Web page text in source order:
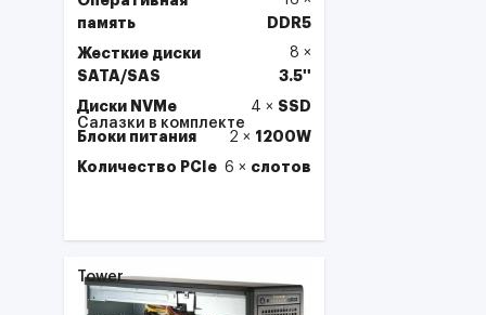
память
DDR5
Жесткие диски
SATA/SAS
8 ×
3.5''
Диски NVMe
4 × SSD
Блоки питания
2 × 1200W
Количество PCIe 6 × слотов
Салазки в комплекте
Tower